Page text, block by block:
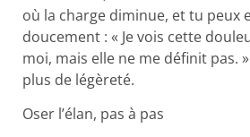
où la charge diminue, et tu peux
doucement : « Je vois cette
moi, mais elle ne me définit pas.
plus de légèreté.
Oser l’élan, pas à pas